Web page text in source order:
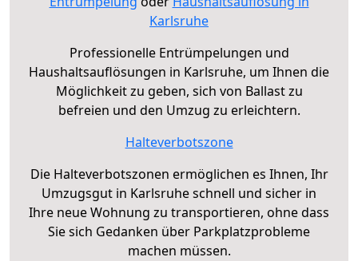
Karlsruhe
Professionelle Entrümpelungen und
Haushaltsauflösungen in Karlsruhe, um Ihnen die
Möglichkeit zu geben, sich von Ballast zu
befreien und den Umzug zu erleichtern.
Halteverbotszone
Die Halteverbotszonen ermöglichen es Ihnen, Ihr
Umzugsgut in Karlsruhe schnell und sicher in
Ihre neue Wohnung zu transportieren, ohne dass
Sie sich Gedanken über Parkplatzprobleme
machen müssen.